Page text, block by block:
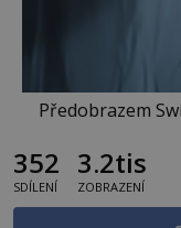
Předobrazem
352
SDÍLENÍ
3.2tis
ZOBRAZENÍ